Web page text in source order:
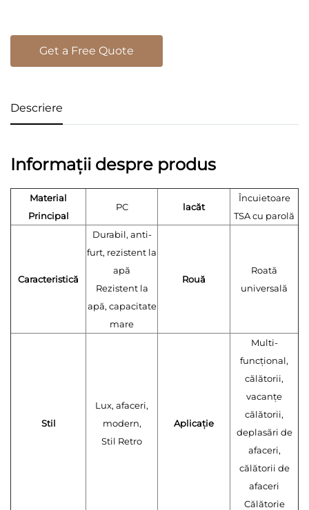
Căderi, Cu Lacăt TSA Și Mâner Din
PieleGet a Free Quote
Descriere
Informații despre produs
Material
Principal
PC lacăt
Încuietoare
TSA cu parolă
Caracteristică
Durabil, anti-
furt, rezistent la
apă
Rezistent la
apă, capacitate
mare
Rouă
Roată
universală
Stil
Lux, afaceri,
modern,
Stil Retro
Aplicație
Multi-
funcțional,
călătorii,
vacanțe
călătorii,
deplasări de
afaceri,
călătorii de
afaceri
Călătorie